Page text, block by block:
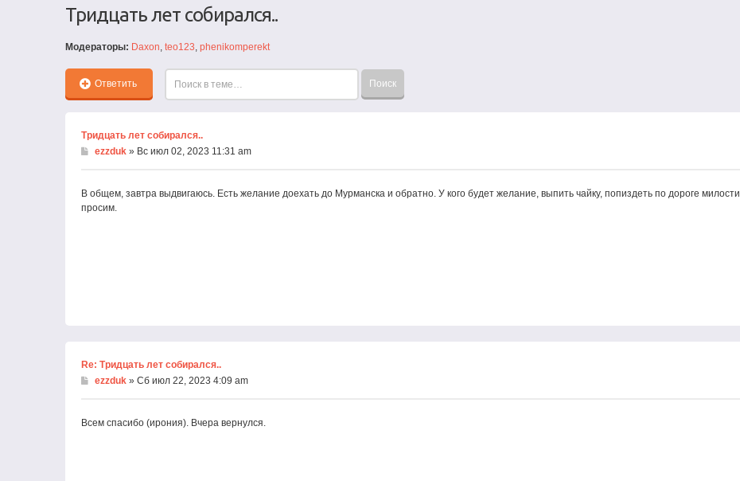
Тридцать лет собирался..
Модераторы: Daxon, teo123, phenikomperekt
Ответить
Тридцать лет собирался..
ezzduk » Вс июл 02, 2023 11:31 am
В общем, завтра выдвигаюсь. Есть желание доехать до Мурманска и обратно. У кого будет желание, выпить чайку, попиздеть по дороге милости
просим.
Re: Тридцать лет собирался..
ezzduk » Сб июл 22, 2023 4:09 am
Всем спасибо (ирония). Вчера вернулся.